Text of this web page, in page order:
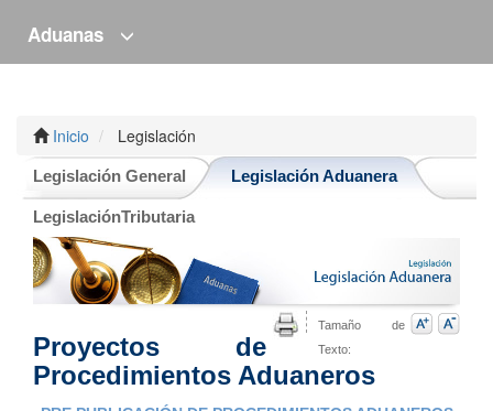
Aduanas
Inicio Legislación
Legislación General Legislación Aduanera
LegislaciónTributaria
Tamaño de
Texto:
Proyectos de
Procedimientos Aduaneros